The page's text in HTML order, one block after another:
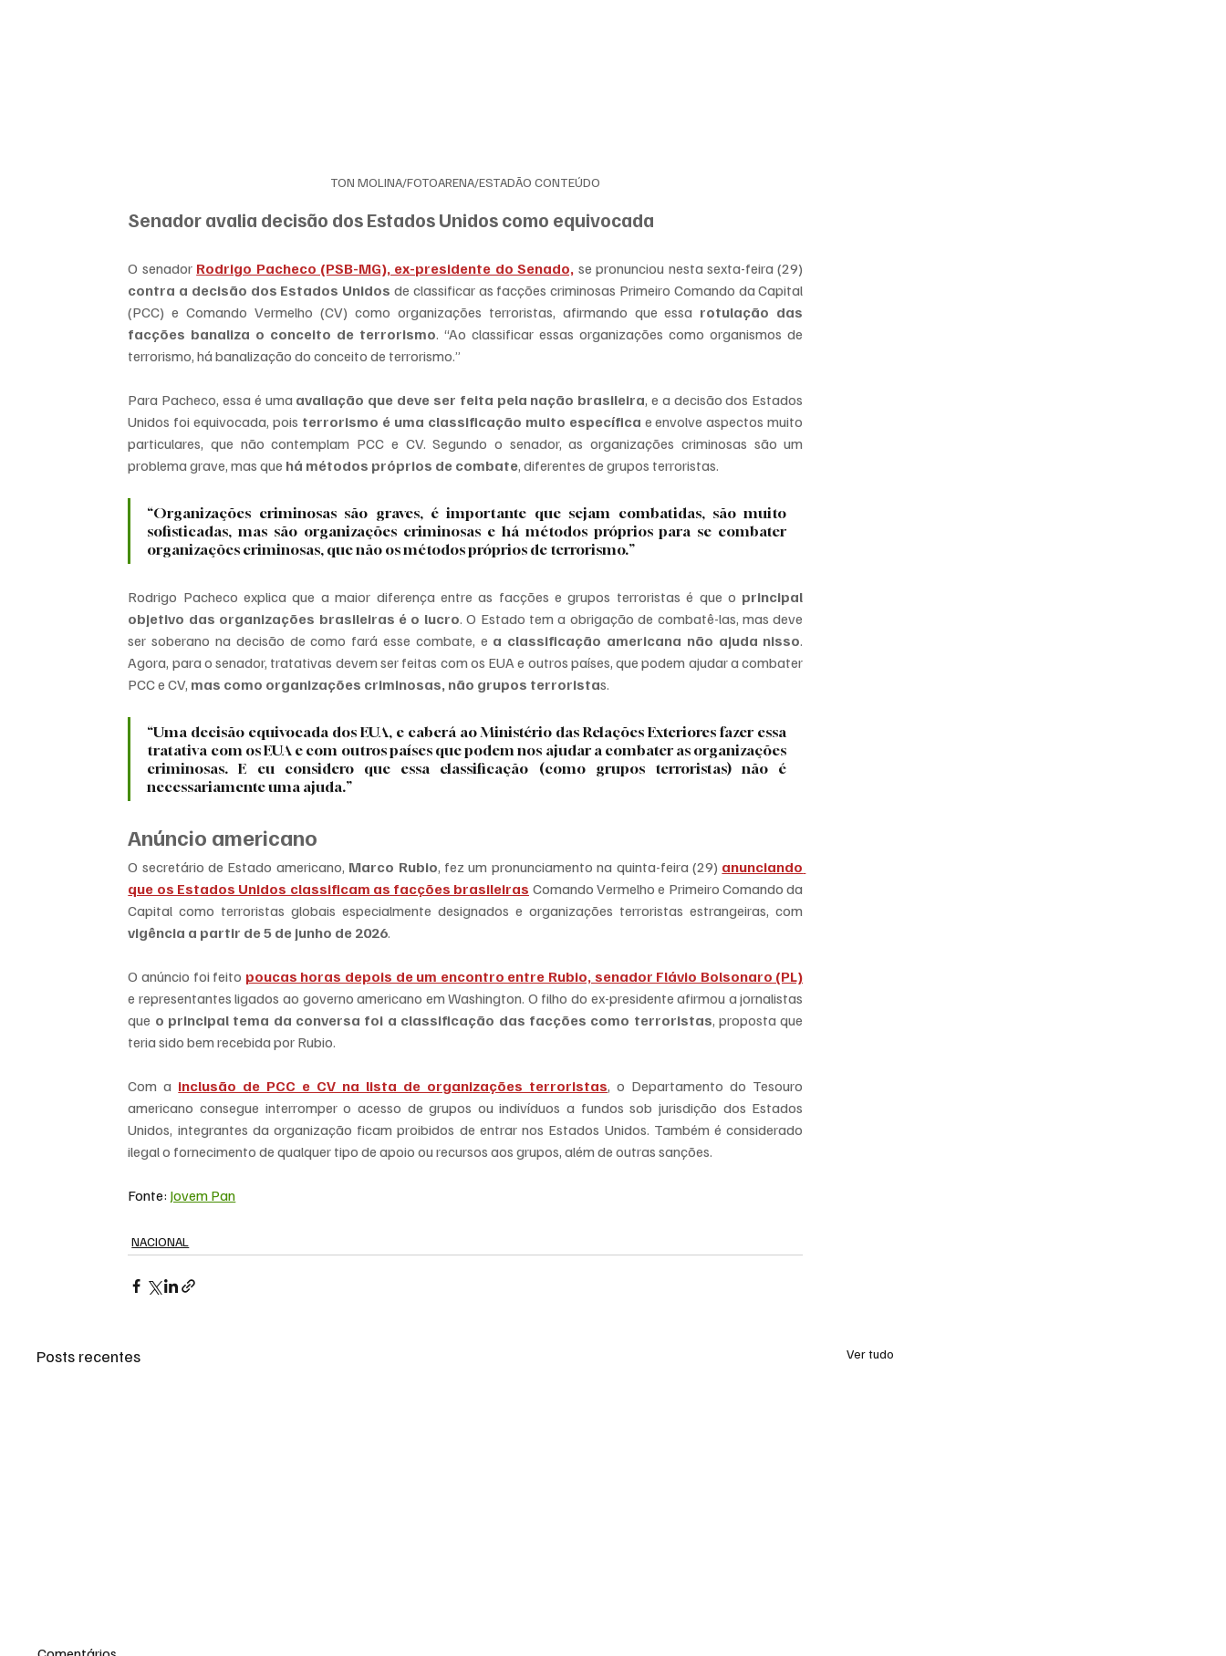
TON MOLINA/FOTOARENA/ESTADÃO CONTEÚDO
Senador avalia decisão dos Estados Unidos como equivocada
O senador Rodrigo Pacheco (PSB-MG), ex-presidente do Senado,
contra a decisão dos Estados Unidos de classificar as facções criminosas Primeiro Comando da Capital
(PCC) e Comando Vermelho (CV) como organizações terroristas, afirmando que essa rotulação das
facções banaliza o conceito de terrorismo. “Ao classificar essas organizações como organismos de
terrorismo, há banalização do conceito de terrorismo.”
Para Pacheco, essa é uma avaliação que deve ser feita pela nação brasileira, e a decisão dos Estados
Unidos foi equivocada, pois terrorismo é uma classificação muito específica e envolve aspectos muito
particulares, que não contemplam PCC e CV. Segundo o senador, as organizações criminosas são um
problema grave, mas que há métodos próprios de combate, diferentes de grupos terroristas.
“Organizações criminosas são graves, é importante que sejam combatidas, são muito
sofisticadas, mas são organizações criminosas e há métodos próprios para se combater
organizações criminosas, que não os métodos próprios de terrorismo.”
Rodrigo Pacheco explica que a maior diferença entre as facções e grupos terroristas é que o principal
objetivo das organizações brasileiras é o lucro. O Estado tem a obrigação de combatê-las, mas deve
ser soberano na decisão de como fará esse combate, e a classificação americana não ajuda nisso.
Agora, para o senador, tratativas devem ser feitas com os EUA e outros países, que podem ajudar a combater
PCC e CV, mas como organizações criminosas, não grupos terroristas.
“Uma decisão equivocada dos EUA, e caberá ao Ministério das Relações Exteriores fazer essa
tratativa com os EUA e com outros países que podem nos ajudar a combater as organizações
criminosas. E eu considero que essa classificação (como grupos terroristas) não é
necessariamente uma ajuda.”
Anúncio americano
O secretário de Estado americano, Marco Rubio, fez um pronunciamento na quinta-feira (29) anunciando
que os Estados Unidos classificam as facções brasileiras Comando Vermelho e Primeiro Comando da
vigência a partir de 5 de junho de 2026.
O anúncio foi feito poucas horas depois de um encontro entre Rubio, senador Flávio Bolsonaro (PL)
e representantes ligados ao governo americano em Washington. O filho do ex-presidente afirmou a jornalistas
que o principal tema da conversa foi a classificação das facções como terroristas, proposta que
teria sido bem recebida por Rubio.
Com a inclusão de PCC e CV na lista de organizações terroristas, o Departamento do Tesouro
americano consegue interromper o acesso de grupos ou indivíduos a fundos sob jurisdição dos Estados
Unidos, integrantes da organização ficam proibidos de entrar nos Estados Unidos. Também é considerado
ilegal o fornecimento de qualquer tipo de apoio ou recursos aos grupos, além de outras sanções.
Fonte: Jovem Pan
NACIONAL
Posts recentes Ver tudo